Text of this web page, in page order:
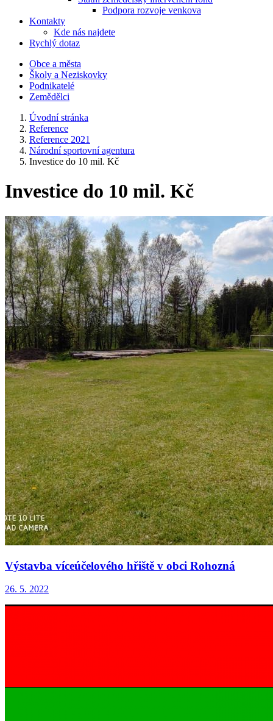
Podpora rozvoje venkova
Kontakty
Kde nás najdete
Rychlý dotaz
Obce a města
Školy a Neziskovky
Podnikatelé
Zemědělci
Úvodní stránka
Reference
Reference 2021
Národní sportovní agentura
Investice do 10 mil. Kč
Investice do 10 mil. Kč
Výstavba víceúčelového hřiště v obci Rohozná
26. 5. 2022